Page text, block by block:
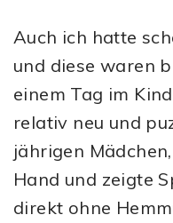
Auch ich hatte
und diese waren
einem Tag im
relativ neu und
jährigen
Hand und zeigte
direkt ohne